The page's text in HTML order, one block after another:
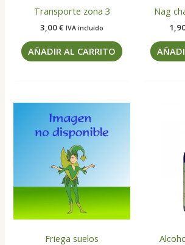
Transporte zona 3
3,00€ IVA incluido
AÑADIR AL CARRITO
Nag
Friega suelos